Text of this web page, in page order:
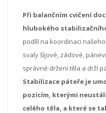
Při balančním cvičení
hlubokého
podílí na koordinaci
svaly šíjové, zádové,
správné držení těla a drží
Stabilizace páteře je
pozicím, kterými
celého těla, a které se